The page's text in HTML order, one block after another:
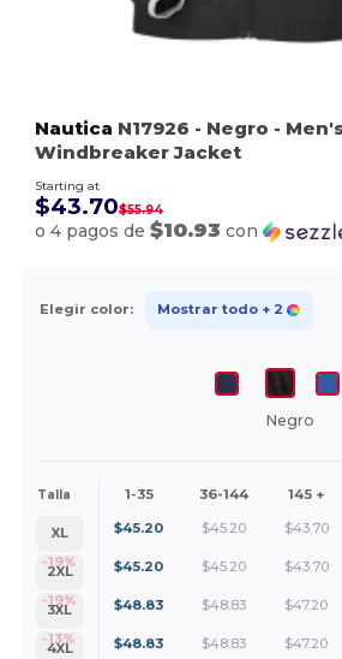
Nautica N17926 - Negro -
Windbreaker Jacket
Starting at
$43.70$55.94
o 4 pagos de$10.93 con
Elegir color: Mostrar todo + 2
Negro
Talla 1-35 36-144 145 +
XL
-19%
$45.20 $45.20 $43.70
2XL
-19%
$45.20 $45.20 $43.70
3XL
-13%
$48.83 $48.83 $47.20
4XL
$48.83 $48.83 $47.20